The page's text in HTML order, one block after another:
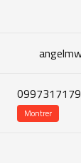
Montrer